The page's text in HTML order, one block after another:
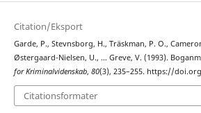
Citation/Eksport
Garde, P., Stevnsborg, H., Träskman, P. O.,
Østergaard-Nielsen, U., … Greve, V. (1993).
for Kriminalvidenskab, 80(3), 235–255. https://
Citationsformater